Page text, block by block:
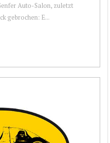
Auto-Salon, zuletzt
gebrochen: E...